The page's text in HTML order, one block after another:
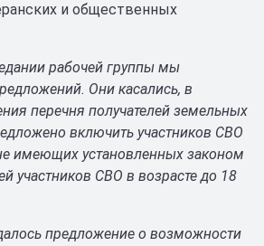
и общественных
рабочей группы мы
Они касались, в
перечня получателей земельных
включить участников СВО
имеющих установленных законом
участников СВО в возрасте до 18
предложение о возможности